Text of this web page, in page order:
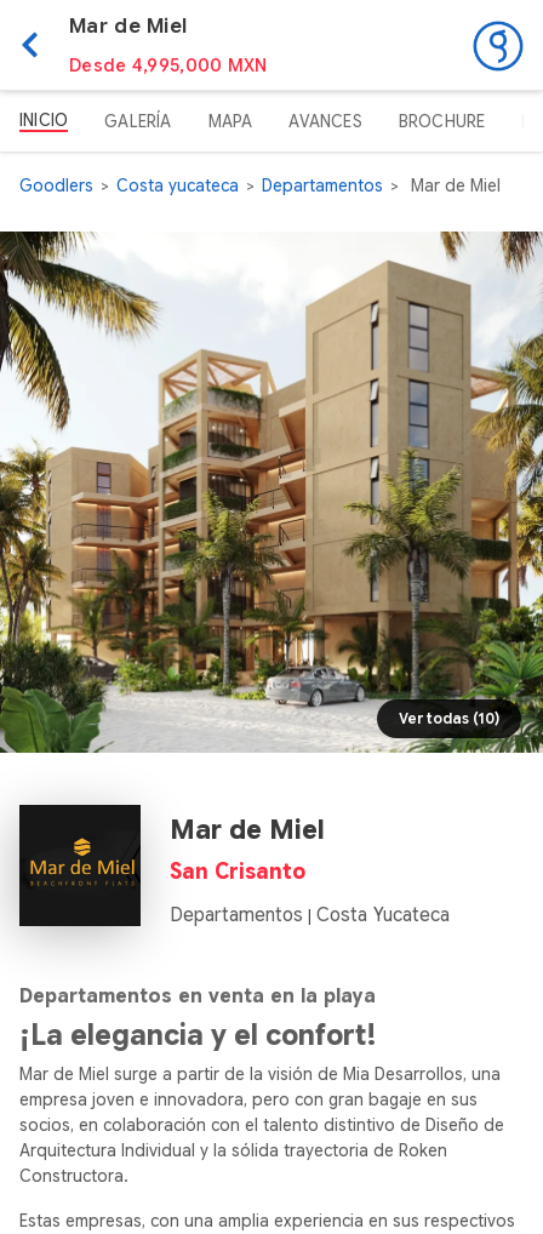
Mar de Miel
Desde 4,995,000 MXN
INICIO GALERÍA MAPA AVANCES BROCHURE
Goodlers Costa yucateca Departamentos Mar de Miel
Ver todas (10)
Mar de Miel
San Crisanto
Departamentos | Costa Yucateca
Departamentos en venta en la playa
¡La elegancia y el confort!
Mar de Miel surge a partir de la visión de Mia Desarrollos, una
empresa joven e innovadora, pero con gran bagaje en sus
socios, en colaboración con el talento distintivo de Diseño de
Arquitectura Individual y la sólida trayectoria de Roken
Constructora.
Estas empresas, con una amplia experiencia en sus respectivos